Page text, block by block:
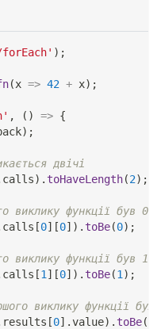
) ;
(x => 42 + x) ;
, ( ) => {
) ;
двічі
calls) . toHaveLength(2) ;
виклику функції був 0
calls [0] [0] ) . toBe(0) ;
виклику функції був 1
calls [1 ] [0] ) . toBe(1 ) ;
виклику функції
results [0] .value) . toBe(